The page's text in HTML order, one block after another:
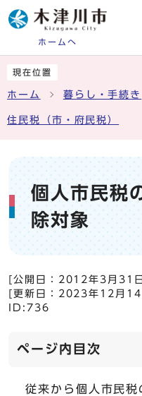
ホームへ
現在位置
ホーム 暮らし・手続き
住民税（市・府民税）
個人市民税
除対象
[公開日： 2012年3月31日
[更新日： 2023年12月14
ID:736
ページ内目次
従来から個人市民